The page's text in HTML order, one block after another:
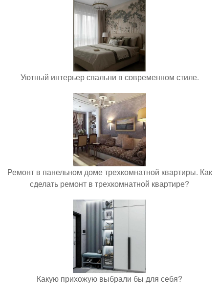
Уютный интерьер спальни в современном стиле.
Ремонт в панельном доме трехкомнатной квартиры. Как
сделать ремонт в трехкомнатной квартире?
Какую прихожую выбрали бы для себя?